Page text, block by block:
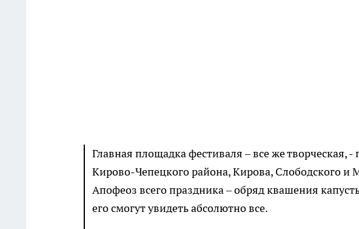
Главная площадка фестиваля – все же творческая,
Кирово-Чепецкого района, Кирова, Слободского и
Апофеоз всего праздника – обряд квашения
его смогут увидеть абсолютно все.